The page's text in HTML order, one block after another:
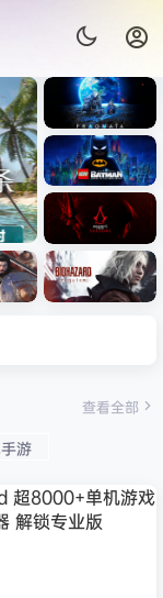
《识质存
在/PRAG
MATA》
免安装中
文版
《乐高蝙
蝠侠：黑
暗骑士之
Dark
Creed
拟机
9：安魂
Requiem
）免安装
中文版
8月4日
游
查看全部